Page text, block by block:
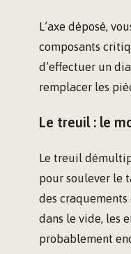
L’axe déposé,
composants
d’effectuer un
remplacer les
Le treuil : le
Le treuil
pour soulever le
des
dans le vide, les
probablement